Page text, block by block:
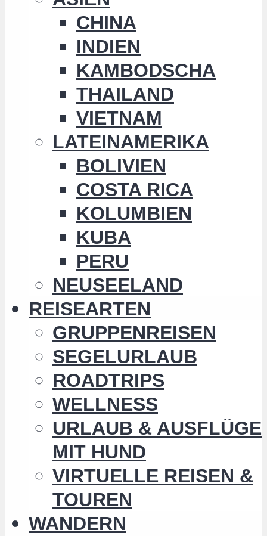
CHINA
INDIEN
KAMBODSCHA
THAILAND
VIETNAM
LATEINAMERIKA
BOLIVIEN
COSTA RICA
KOLUMBIEN
KUBA
PERU
NEUSEELAND
REISEARTEN
GRUPPENREISEN
SEGELURLAUB
ROADTRIPS
WELLNESS
URLAUB & AUSFLÜGE
MIT HUND
VIRTUELLE REISEN &
TOUREN
WANDERN